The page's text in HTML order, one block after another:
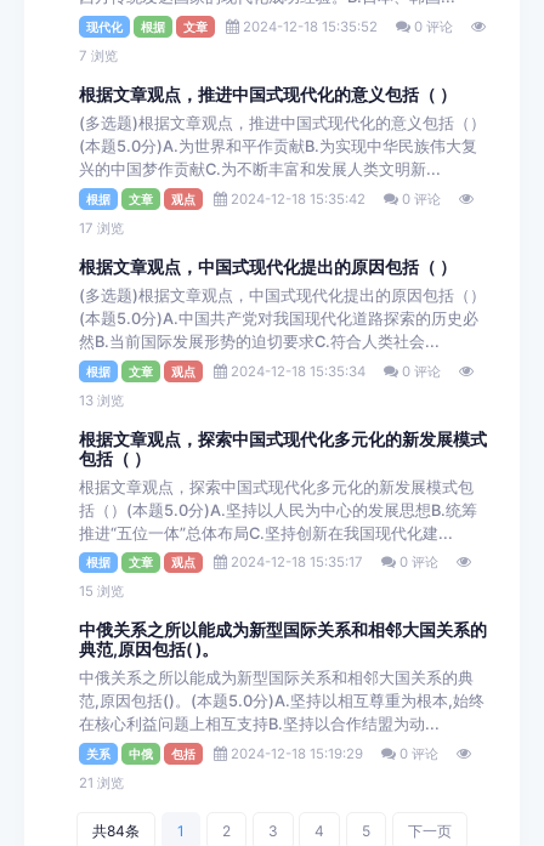
现代化 根据 文章 2024-12-18 15:35:52
0 评论
7 浏览
根据文章观点，推进中国式现代化的意义包括（ ）
(多选题)根据文章观点，推进中国式现代化的意义包括（）
(本题5.0分)A.为世界和平作贡献B.为实现中华民族伟大复
兴的中国梦作贡献C.为不断丰富和发展人类文明新...
根据 文章 观点 2024-12-18 15:35:42
0 评论
17 浏览
根据文章观点，中国式现代化提出的原因包括（ ）
(多选题)根据文章观点，中国式现代化提出的原因包括（）
(本题5.0分)A.中国共产党对我国现代化道路探索的历史必
然B.当前国际发展形势的迫切要求C.符合人类社会...
根据 文章 观点 2024-12-18 15:35:34
0 评论
13 浏览
根据文章观点，探索中国式现代化多元化的新发展模式
包括（ ）
根据文章观点，探索中国式现代化多元化的新发展模式包
括（）(本题5.0分)A.坚持以人民为中心的发展思想B.统筹
推进“五位一体”总体布局C.坚持创新在我国现代化建...
根据 文章 观点 2024-12-18 15:35:17
0 评论
15 浏览
中俄关系之所以能成为新型国际关系和相邻大国关系的
典范,原因包括( )。
中俄关系之所以能成为新型国际关系和相邻大国关系的典
范,原因包括()。(本题5.0分)A.坚持以相互尊重为根本,始终
在核心利益问题上相互支持B.坚持以合作结盟为动...
关系 中俄 包括 2024-12-18 15:19:29
0 评论
21 浏览
共84条 1 2 3 4 5 下一页